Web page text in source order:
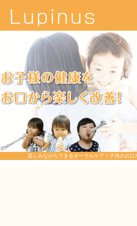
楽しみながらできるオーラルケア！子供のお口